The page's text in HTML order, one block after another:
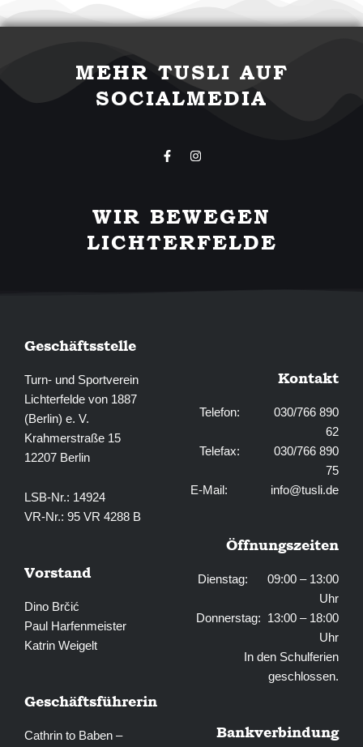
MEHR TUSLI AUF
SOCIALMEDIA
F
a
o
o
k
-
I
n
g
r
a
m
WIR BEWEGEN
LICHTERFELDE
Geschäftsstelle
Turn- und Sportverein
Lichterfelde von 1887
(Berlin) e. V.
Krahmerstraße 15
12207 Berlin
LSB-Nr.: 14924
VR-Nr.: 95 VR 4288 B
Vorstand
Dino Brčić
Paul Harfenmeister
Katrin Weigelt
Geschäftsführerin
Cathrin to Baben –
Kontakt
Telefon: 030/766 890
62
Telefax: 030/766 890
75
E-Mail: info@tusli.de
Öffnungszeiten
Dienstag: 09:00 – 13:00
Uhr
Donnerstag: 13:00 – 18:00
Uhr
In den Schulferien
geschlossen.
Bankverbindung